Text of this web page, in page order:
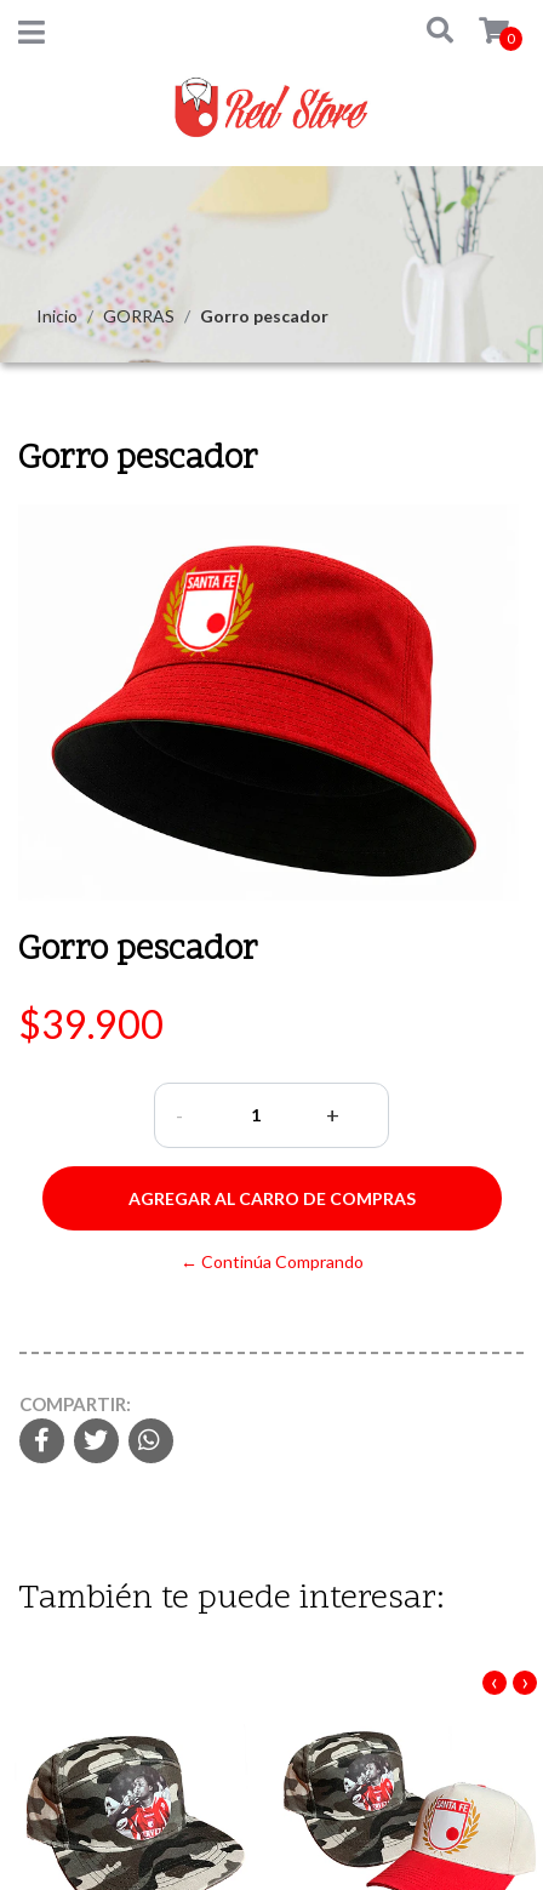
0
Inicio GORRAS Gorro pescador
Gorro pescador
Gorro pescador
$39.900
- +
← Continúa Comprando
COMPARTIR:
También te puede interesar:
‹ ›